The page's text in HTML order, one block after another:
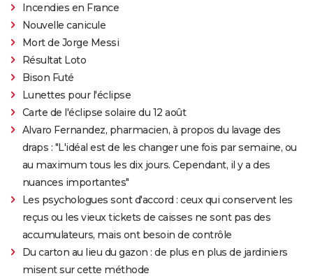
Incendies en France
Nouvelle canicule
Mort de Jorge Messi
Résultat Loto
Bison Futé
Lunettes pour l'éclipse
Carte de l'éclipse solaire du 12 août
Alvaro Fernandez, pharmacien, à propos du lavage des
draps : "L'idéal est de les changer une fois par semaine, ou
au maximum tous les dix jours. Cependant, il y a des
nuances importantes"
Les psychologues sont d'accord : ceux qui conservent les
reçus ou les vieux tickets de caisses ne sont pas des
accumulateurs, mais ont besoin de contrôle
Du carton au lieu du gazon : de plus en plus de jardiniers
misent sur cette méthode